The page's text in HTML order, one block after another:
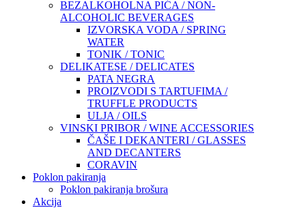
BEZALKOHOLNA PIĆA / NON-
ALCOHOLIC BEVERAGES
IZVORSKA VODA / SPRING
WATER
TONIK / TONIC
DELIKATESE / DELICATES
PATA NEGRA
PROIZVODI S TARTUFIMA /
TRUFFLE PRODUCTS
ULJA / OILS
VINSKI PRIBOR / WINE ACCESSORIES
ČAŠE I DEKANTERI / GLASSES
AND DECANTERS
CORAVIN
Poklon pakiranja
Poklon pakiranja brošura
Akcija